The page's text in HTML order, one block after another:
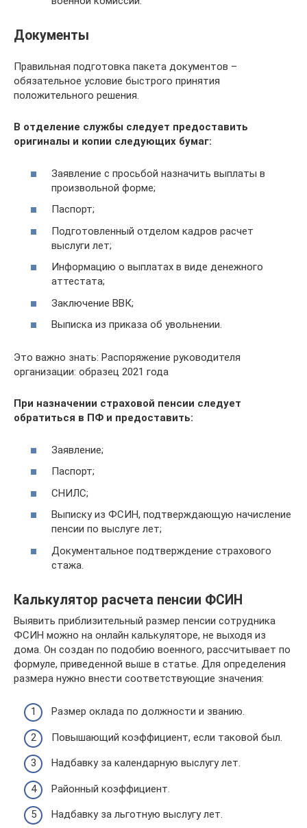
Документы
Правильная подготовка пакета документов –
обязательное условие быстрого принятия
положительного решения.
В отделение службы следует предоставить
оригиналы и копии следующих бумаг:
Заявление с просьбой назначить выплаты в
произвольной форме;
Паспорт;
Подготовленный отделом кадров расчет
выслуги лет;
Информацию о выплатах в виде денежного
аттестата;
Заключение ВВК;
Выписка из приказа об увольнении.
Это важно знать: Распоряжение руководителя
организации: образец 2021 года
При назначении страховой пенсии следует
обратиться в ПФ и предоставить:
Заявление;
Паспорт;
СНИЛС;
Выписку из ФСИН, подтверждающую начисление
пенсии по выслуге лет;
Документальное подтверждение страхового
стажа.
Калькулятор расчета пенсии ФСИН
Выявить приблизительный размер пенсии сотрудника
ФСИН можно на онлайн калькуляторе, не выходя из
дома. Он создан по подобию военного, рассчитывает по
формуле, приведенной выше в статье. Для определения
размера нужно внести соответствующие значения:
Размер оклада по должности и званию.
Повышающий коэффициент, если таковой был.
Надбавку за календарную выслугу лет.
Районный коэффициент.
Надбавку за льготную выслугу лет.